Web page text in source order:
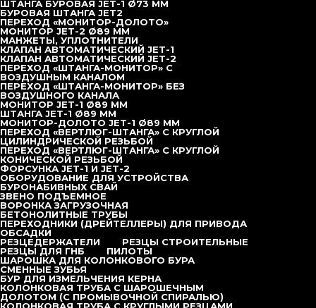
ШТАНГА БУРОВАЯ JET-1 Ø73 ММ
БУРОВАЯ ШТАНГА JET2
ПЕРЕХОД «МОНИТОР-ДОЛОТО»
МОНИТОР JET-2 Ø89 ММ
МАНЖЕТЫ, УПЛОТНИТЕЛИ
КЛАПАН АВТОМАТИЧЕСКИЙ JET-1
КЛАПАН АВТОМАТИЧЕСКИЙ JET-2
ПЕРЕХОД «ШТАНГА-МОНИТОР» С
ВОЗДУШНЫМ КАНАЛОМ
ПЕРЕХОД «ШТАНГА-МОНИТОР» БЕЗ
ВОЗДУШНОГО КАНАЛА
МОНИТОР JET-1 Ø89 ММ
ШТАНГА JET-1 Ø89 ММ
МОНИТОР-ДОЛОТО JET-1 Ø89 ММ
ПЕРЕХОД «ВЕРТЛЮГ-ШТАНГА» С КРУГЛОЙ
ЦИЛИНДРИЧЕСКОЙ РЕЗЬБОЙ
ПЕРЕХОД «ВЕРТЛЮГ-ШТАНГА» С КРУГЛОЙ
КОНИЧЕСКОЙ РЕЗЬБОЙ
ФОРСУНКА JET-1 И JET-2
ОБОРУДОВАНИЕ ДЛЯ УСТРОЙСТВА
БУРОНАБИВНЫХ СВАЙ
ЗВЕНО ПОДЪЕМНОЕ
ВОРОНКА ЗАГРУЗОЧНАЯ
БЕТОНОЛИТНЫЕ ТРУБЫ
ПЕРЕХОДНИКИ (ДРЕЙТЕЛЛЕРЫ) ДЛЯ ПРИВОДА
ОБСАДКИ
РЕЗЦЕДЕРЖАТЕЛИ
РЕЗЦЫ СТРОИТЕЛЬНЫЕ
РЕЗЦЫ ДЛЯ ГНБ
ПИЛОТЫ
ШАРОШКА ДЛЯ КОЛОНКОВОГО БУРА
СМЕННЫЕ ЗУБЬЯ
БУР ДЛЯ ИЗМЕЛЬЧЕНИЯ КЕРНА
КОЛОНКОВАЯ ТРУБА С ШАРОШЕЧНЫМ
ДОЛОТОМ (С ПРОМЫВОЧНОЙ СПИРАЛЬЮ)
TD30WD
TD32WD
TD32WH
TD36WH
TD38WH
TD40WD
TD42WH
TD52WH
МНОГОФУНКЦИОНАЛЬНАЯ
БУРОВАЯ УСТАНОВКА